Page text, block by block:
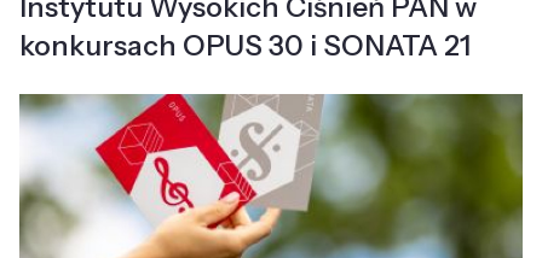
konkursach OPUS 30 i SONATA 21